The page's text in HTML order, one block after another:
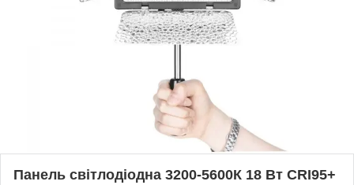
Панель світлодіодна 3200-5600К 18 Вт CRI95+